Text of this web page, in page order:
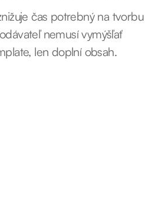
čas potrebný na tvorbu
nemusí vymýšľať
len doplní obsah.